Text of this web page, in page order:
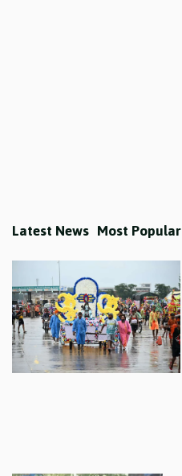
Latest News Most Popular